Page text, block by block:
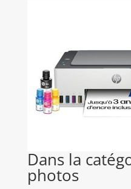
Dans la
photos